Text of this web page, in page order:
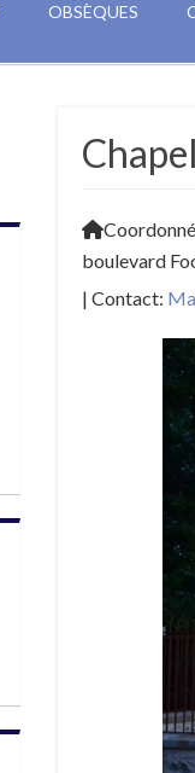
OBSÈQUES
boulevard
| Contact: